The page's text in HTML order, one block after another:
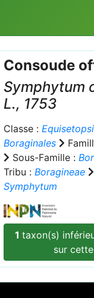
Consoude
Symphytum
L., 1753
Classe :
Boraginales
Sous-Famille :
Tribu : Boragineae
Symphytum
1 taxon(s)